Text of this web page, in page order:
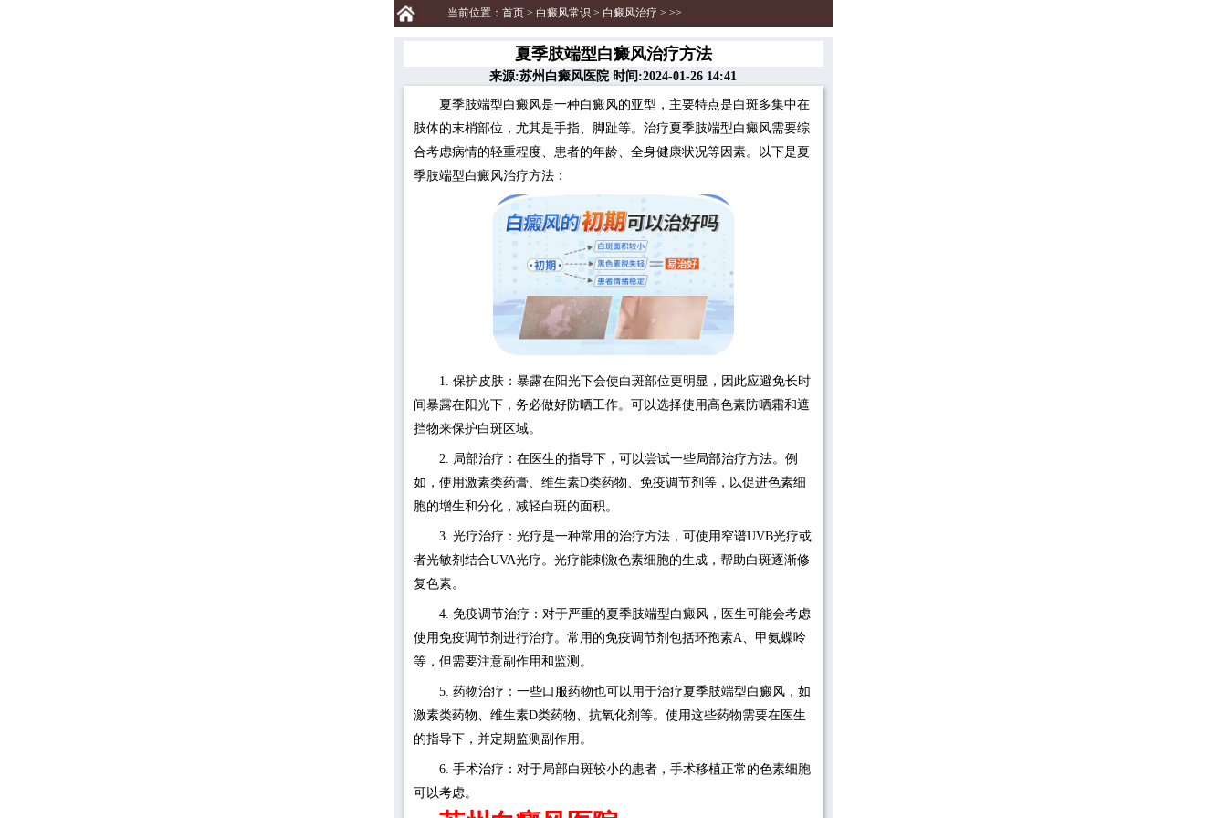
当前位置： 首页> 白癜风常识 > 白癜风治疗 > >>
夏季肢端型白癜风治疗方法
来源:苏州白癜风医院 时间:2024-01-26 14:41
夏季肢端型白癜风是一种白癜风的亚型，主要特点是白斑多集中在
肢体的末梢部位，尤其是手指、脚趾等。治疗夏季肢端型白癜风需要综
合考虑病情的轻重程度、患者的年龄、全身健康状况等因素。以下是夏
季肢端型白癜风治疗方法：
1. 保护皮肤：暴露在阳光下会使白斑部位更明显，因此应避免长时
间暴露在阳光下，务必做好防晒工作。可以选择使用高色素防晒霜和遮
挡物来保护白斑区域。
2. 局部治疗：在医生的指导下，可以尝试一些局部治疗方法。例
如，使用激素类药膏、维生素D类药物、免疫调节剂等，以促进色素细
胞的增生和分化，减轻白斑的面积。
3. 光疗治疗：光疗是一种常用的治疗方法，可使用窄谱UVB光疗或
者光敏剂结合UVA光疗。光疗能刺激色素细胞的生成，帮助白斑逐渐修
复色素。
4. 免疫调节治疗：对于严重的夏季肢端型白癜风，医生可能会考虑
使用免疫调节剂进行治疗。常用的免疫调节剂包括环孢素A、甲氨蝶呤
等，但需要注意副作用和监测。
5. 药物治疗：一些口服药物也可以用于治疗夏季肢端型白癜风，如
激素类药物、维生素D类药物、抗氧化剂等。使用这些药物需要在医生
的指导下，并定期监测副作用。
6. 手术治疗：对于局部白斑较小的患者，手术移植正常的色素细胞
可以考虑。